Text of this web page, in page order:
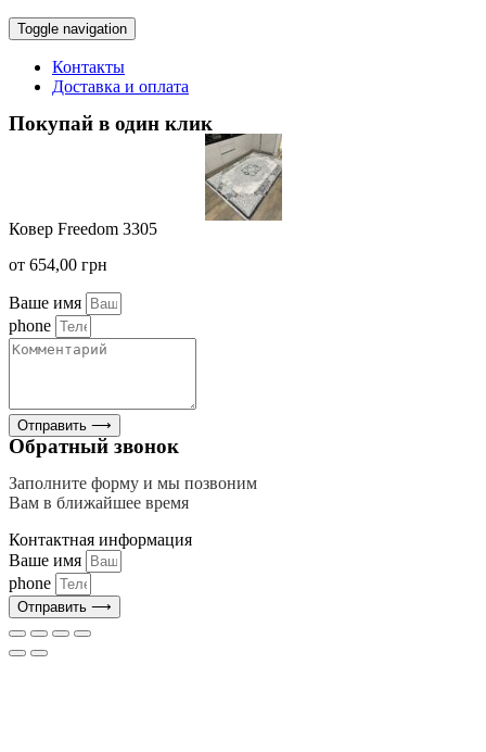
Toggle navigation
Контакты
Доставка и оплата
Покупай в один клик
Ковер Freedom 3305
от 654,00 грн
Ваше имя
phone
Отправить ⟶
Обратный звонок
Заполните форму и мы позвоним
Вам в ближайшее время
Контактная информация
Ваше имя
phone
Отправить ⟶